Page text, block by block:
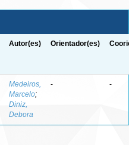
Autor(es) Orientador(es)
Medeiros,
Marcelo;
Diniz,
Debora
- -